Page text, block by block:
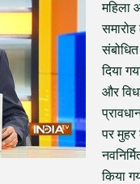
महिला
दिया
और
पर
किया